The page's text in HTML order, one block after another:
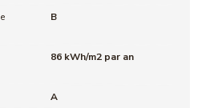
B
86 kWh/m2 par an
A